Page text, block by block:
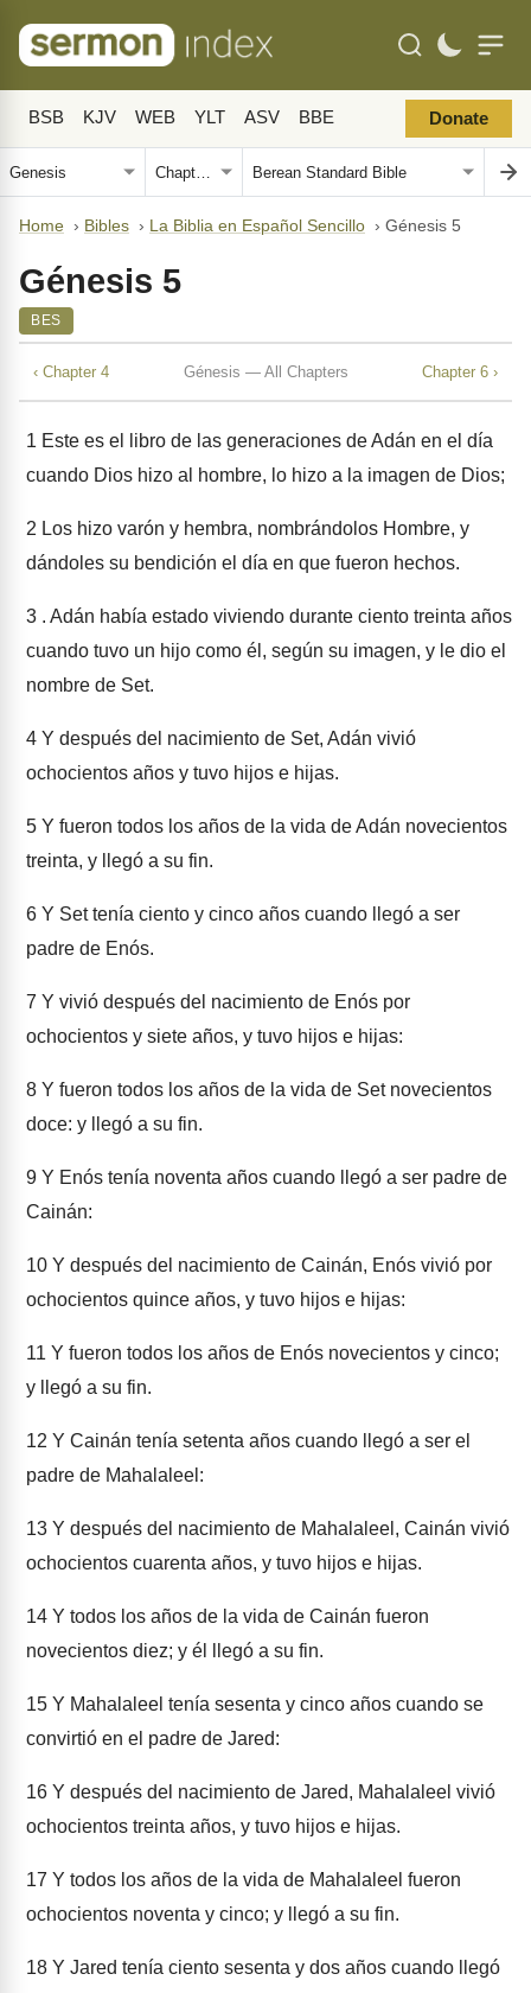
BSB KJV WEB YLT ASV BBE Donate
Home › Bibles › La Biblia en Español Sencillo › Génesis 5
Génesis 5
BES
‹ Chapter 4 Génesis — All Chapters Chapter 6 ›
1 Este es el libro de las generaciones de Adán en el día
cuando Dios hizo al hombre, lo hizo a la imagen de Dios;
2 Los hizo varón y hembra, nombrándolos Hombre, y
dándoles su bendición el día en que fueron hechos.
3 . Adán había estado viviendo durante ciento treinta años
cuando tuvo un hijo como él, según su imagen, y le dio el
nombre de Set.
4 Y después del nacimiento de Set, Adán vivió
ochocientos años y tuvo hijos e hijas.
5 Y fueron todos los años de la vida de Adán novecientos
treinta, y llegó a su fin.
6 Y Set tenía ciento y cinco años cuando llegó a ser
padre de Enós.
7 Y vivió después del nacimiento de Enós por
ochocientos y siete años, y tuvo hijos e hijas:
8 Y fueron todos los años de la vida de Set novecientos
doce: y llegó a su fin.
9 Y Enós tenía noventa años cuando llegó a ser padre de
Cainán:
10 Y después del nacimiento de Cainán, Enós vivió por
ochocientos quince años, y tuvo hijos e hijas:
11 Y fueron todos los años de Enós novecientos y cinco;
y llegó a su fin.
12 Y Cainán tenía setenta años cuando llegó a ser el
padre de Mahalaleel:
13 Y después del nacimiento de Mahalaleel, Cainán vivió
ochocientos cuarenta años, y tuvo hijos e hijas.
14 Y todos los años de la vida de Cainán fueron
novecientos diez; y él llegó a su fin.
15 Y Mahalaleel tenía sesenta y cinco años cuando se
convirtió en el padre de Jared:
16 Y después del nacimiento de Jared, Mahalaleel vivió
ochocientos treinta años, y tuvo hijos e hijas.
17 Y todos los años de la vida de Mahalaleel fueron
ochocientos noventa y cinco; y llegó a su fin.
18 Y Jared tenía ciento sesenta y dos años cuando llegó